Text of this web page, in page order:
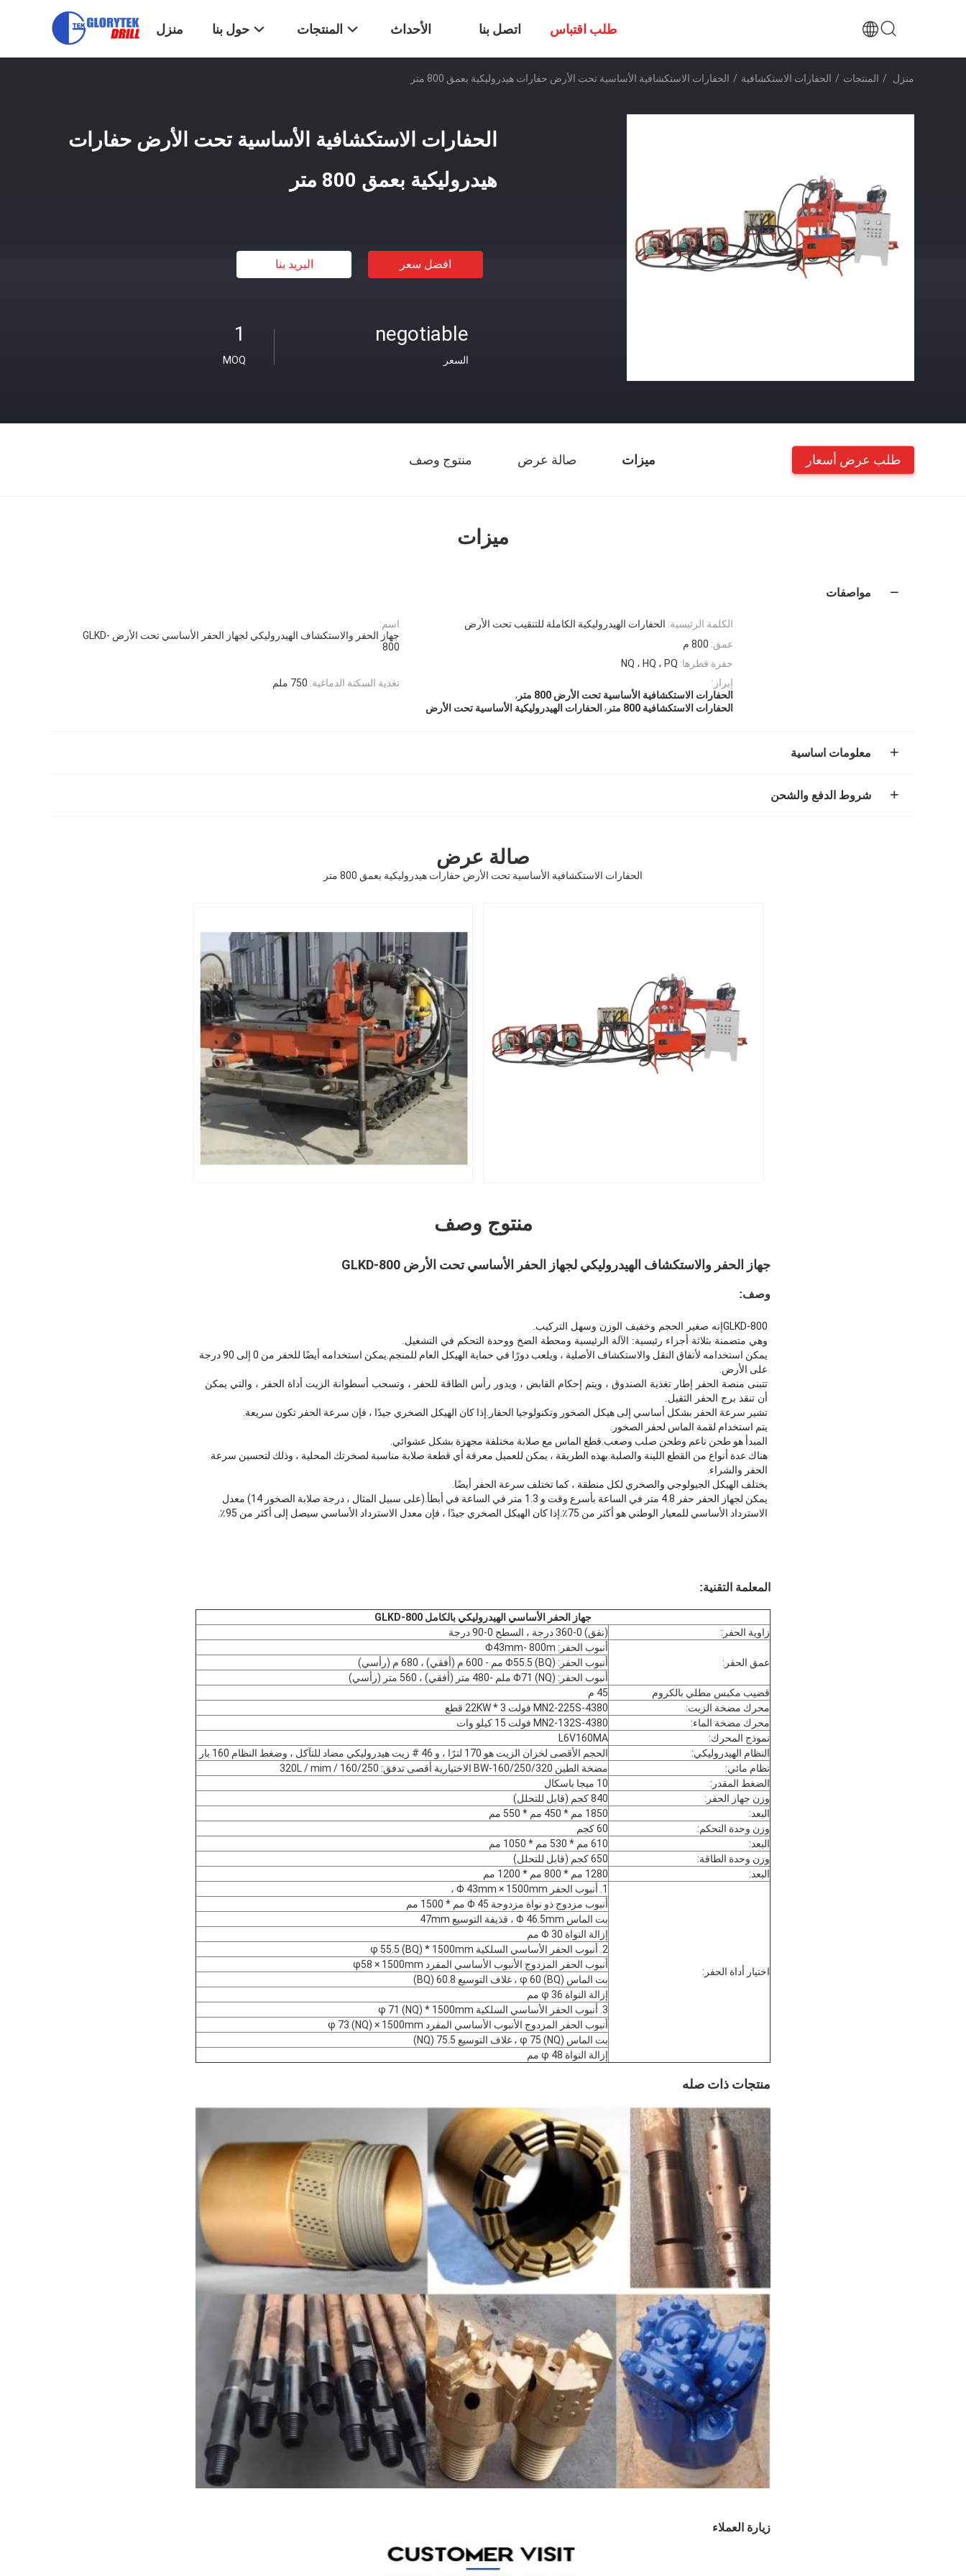
منزل حول بنا المنتجات الأحداث اتصل بنا طلب اقتباس
منزل / المنتجات / الحفارات الاستكشافية / الحفارات الاستكشافية الأساسية تحت الأرض حفارات هيدروليكية بعمق 800 متر
الحفارات الاستكشافية الأساسية تحت الأرض حفارات
هيدروليكية بعمق 800 متر
افضل سعر البريد بنا
1
MOQ
negotiable
السعر
ميزات صالة عرض منتوج وصف طلب عرض أسعار
ميزات
مواصفات
اسم:
جهاز الحفر والاستكشاف الهيدروليكي لجهاز الحفر الأساسي تحت الأرض GLKD-
800
الكلمة الرئيسية: الحفارات الهيدروليكية الكاملة للتنقيب تحت الأرض
عمق: 800 م
حفرة قطرها: NQ ، HQ ، PQ
تغذية السكتة الدماغية: 750 ملم
إبراز:
الحفارات الاستكشافية الأساسية تحت الأرض 800 متر
,
الحفارات الاستكشافية 800 متر
, الحفارات الهيدروليكية الأساسية تحت الأرض
معلومات اساسية
شروط الدفع والشحن
صالة عرض
الحفارات الاستكشافية الأساسية تحت الأرض حفارات هيدروليكية بعمق 800 متر
منتوج وصف
جهاز الحفر والاستكشاف الهيدروليكي لجهاز الحفر الأساسي تحت الأرض GLKD-800
وصف:
GLKD-800إنه صغير الحجم وخفيف الوزن وسهل التركيب.
وهي متضمنة بثلاثة أجزاء رئيسية: الآلة الرئيسية ومحطة الضخ ووحدة التحكم في التشغيل.
يمكن استخدامه لأنفاق النقل والاستكشاف الأصلية ، ويلعب دورًا في حماية الهيكل العام للمنجم.يمكن استخدامه أيضًا للحفر من 0 إلى 90 درجة
على الأرض.
تتبنى منصة الحفر إطار تغذية الصندوق ، ويتم إحكام القابض ، ويدور رأس الطاقة للحفر ، وتسحب أسطوانة الزيت أداة الحفر ، والتي يمكن
أن تنقذ برج الحفر الثقيل.
تشير سرعة الحفر بشكل أساسي إلى هيكل الصخور وتكنولوجيا الحفار.إذا كان الهيكل الصخري جيدًا ، فإن سرعة الحفر تكون سريعة.
يتم استخدام لقمة الماس لحفر الصخور.
المبدأ هو طحن ناعم وطحن صلب وصعب.قطع الماس مع صلابة مختلفة مجهزة بشكل عشوائي.
هناك عدة أنواع من القطع اللينة والصلبة.بهذه الطريقة ، يمكن للعميل معرفة أي قطعة صلابة مناسبة لصخرتك المحلية ، وذلك لتحسين سرعة
الحفر والشراء.
يختلف الهيكل الجيولوجي والصخري لكل منطقة ، كما تختلف سرعة الحفر أيضًا.
يمكن لجهاز الحفر حفر 4.8 متر في الساعة بأسرع وقت و 1.3 متر في الساعة في أبطأ.(على سبيل المثال ، درجة صلابة الصخور 14) معدل
الاسترداد الأساسي للمعيار الوطني هو أكثر من 75٪.إذا كان الهيكل الصخري جيدًا ، فإن معدل الاسترداد الأساسي سيصل إلى أكثر من 95٪.
المعلمة التقنية:
جهاز الحفر الأساسي الهيدروليكي بالكامل GLKD-800
زاوية الحفر:
(نفق) 0-360 درجة ، السطح 0-90 درجة
عمق الحفر:
أنبوب الحفر: Φ43mm- 800m
أنبوب الحفر: Φ55.5 (BQ) مم - 600 م (أفقي) ، 680 م (رأسي)
أنبوب الحفر: Φ71 (NQ) ملم -480 متر (أفقي) ، 560 متر (رأسي)
قضيب مكبس مطلي بالكروم
45 م
محرك مضخة الزيت:
MN2-225S-4380 فولت 22KW * 3 قطع
محرك مضخة الماء:
MN2-132S-4380 فولت 15 كيلو وات
نموذج المحرك:
L6V160MA
النظام الهيدروليكي:
الحجم الأقصى لخزان الزيت هو 170 لترًا ، و 46 # زيت هيدروليكي مضاد للتآكل ، وضغط النظام 160 بار
نظام مائي:
مضخة الطين BW-160/250/320 الاختيارية أقصى تدفق: 160/250 / 320L / mim
الضغط المقدر:
10 ميجا باسكال
وزن جهاز الحفر:
840 كجم (قابل للتحلل)
البعد:
1850 مم * 450 مم * 550 مم
وزن وحدة التحكم:
60 كجم
البعد:
610 مم * 530 مم * 1050 مم
وزن وحدة الطاقة:
650 كجم (قابل للتحلل)
البعد:
1280 مم * 800 مم * 1200 مم
اختيار أداة الحفر:
1. أنبوب الحفر Φ 43mm × 1500mm ،
أنبوب مزدوج ذو نواة مزدوجة Φ 45 مم * 1500 مم
بت الماس Φ 46.5mm ، قذيفة التوسيع 47mm
إزالة النواة Φ 30 مم
2. أنبوب الحفر الأساسي السلكية φ 55.5 (BQ) * 1500mm
أنبوب الحفر المزدوج الأنبوب الأساسي المفرد φ58 × 1500mm
بت الماس φ 60 (BQ) ، غلاف التوسيع 60.8 (BQ)
إزالة النواة φ 36 مم
3. أنبوب الحفر الأساسي السلكية φ 71 (NQ) * 1500mm
أنبوب الحفر المزدوج الأنبوب الأساسي المفرد φ 73 (NQ) × 1500mm
بت الماس φ 75 (NQ) ، غلاف التوسيع 75.5 (NQ)
إزالة النواة φ 48 مم
منتجات ذات صله
زيارة العملاء